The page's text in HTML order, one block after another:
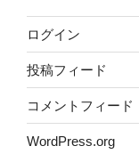
ログイン
投稿フィード
コメントフィード
WordPress.org